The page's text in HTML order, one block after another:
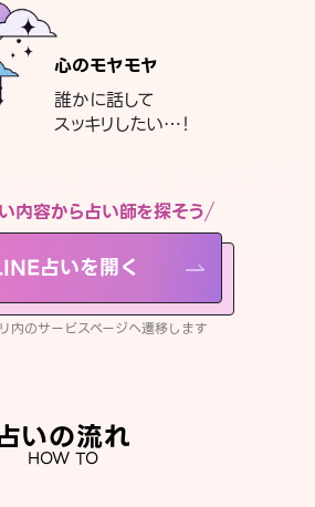
心のモヤモヤ
誰かに話して
スッキリしたい…！
内容から占い師を探そう
占いを開く
内のサービスページへ遷移します
いの流れ
HOW TO